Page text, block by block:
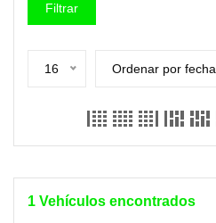
Filtrar
16 Ordenar por fecha
1 Vehículos encontrados